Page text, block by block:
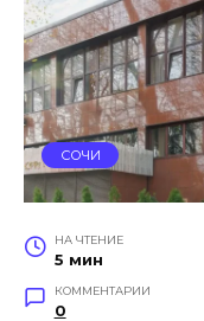
СОЧИ
НА ЧТЕНИЕ
5 мин
КОММЕНТАРИИ
0